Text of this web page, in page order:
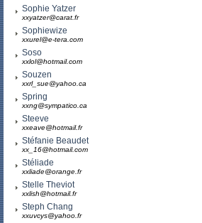
Sophie Yatzer
xxyatzer@carat.fr
Sophiewize
xxurel@e-tera.com
Soso
xxlol@hotmail.com
Souzen
xxrl_sue@yahoo.ca
Spring
xxng@sympatico.ca
Steeve
xxeave@hotmail.fr
Stéfanie Beaudet
xx_16@hotmail.com
Stéliade
xxliade@orange.fr
Stelle Theviot
xxlish@hotmail.fr
Steph Chang
xxuvcys@yahoo.fr